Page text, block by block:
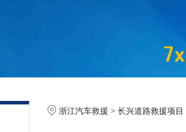
长兴汽车救
浙江汽车救援 > 长兴道路救援项目